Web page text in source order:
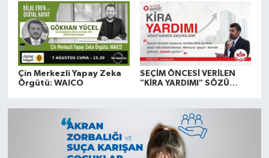
Uygulama Kılavuzu
Hazırlama Çalıştayı”
Gerçekleştirildi
Sınava Giriş Belgeleri
Erişime Açıldı
Çin Merkezli Yapay Zeka
Örgütü: WAICO
SEÇİM ÖNCESİ VERİLEN
"KİRA YARDIMI" SÖZÜ